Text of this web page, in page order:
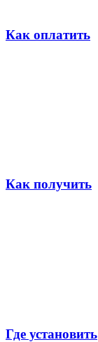
Как оплатить
Как получить
Где установить